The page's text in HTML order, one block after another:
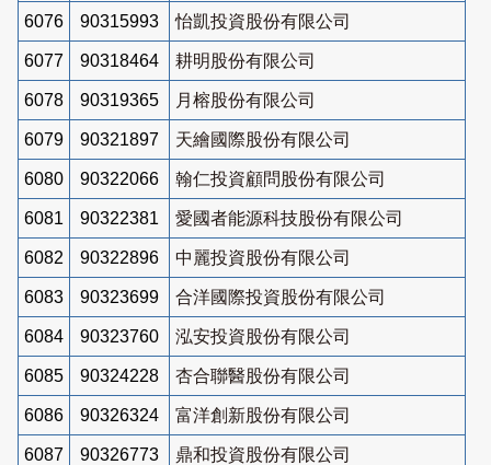
6076 90315993 怡凱投資股份有限公司
6077 90318464 耕明股份有限公司
6078 90319365 月榕股份有限公司
6079 90321897 天繪國際股份有限公司
6080 90322066 翰仁投資顧問股份有限公司
6081 90322381 愛國者能源科技股份有限公司
6082 90322896 中麗投資股份有限公司
6083 90323699 合洋國際投資股份有限公司
6084 90323760 泓安投資股份有限公司
6085 90324228 杏合聯醫股份有限公司
6086 90326324 富洋創新股份有限公司
6087 90326773 鼎和投資股份有限公司